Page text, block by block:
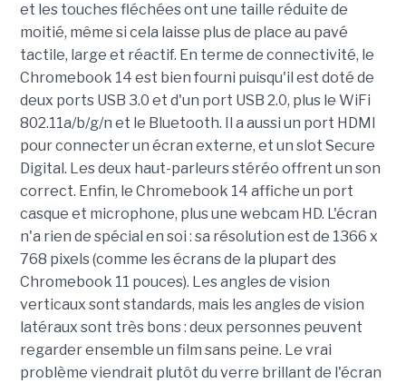
et les touches fléchées ont une taille réduite de
moitié, même si cela laisse plus de place au pavé
tactile, large et réactif. En terme de connectivité, le
Chromebook 14 est bien fourni puisqu'il est doté de
deux ports USB 3.0 et d'un port USB 2.0, plus le WiFi
802.11a/b/g/n et le Bluetooth. Il a aussi un port HDMI
pour connecter un écran externe, et un slot Secure
Digital. Les deux haut-parleurs stéréo offrent un son
correct. Enfin, le Chromebook 14 affiche un port
casque et microphone, plus une webcam HD. L'écran
n'a rien de spécial en soi : sa résolution est de 1366 x
768 pixels (comme les écrans de la plupart des
Chromebook 11 pouces). Les angles de vision
verticaux sont standards, mais les angles de vision
latéraux sont très bons : deux personnes peuvent
regarder ensemble un film sans peine. Le vrai
problème viendrait plutôt du verre brillant de l'écran